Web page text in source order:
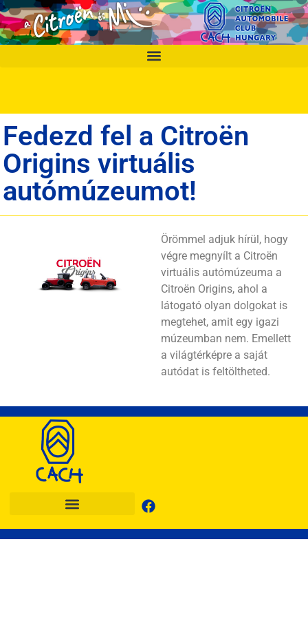
Fedezd fel a Citroën
Origins virtuális
autómúzeumot!
Örömmel adjuk hírül, hogy
végre megnyílt a Citroën
virtuális autómúzeuma a
Citroën Origins, ahol a
látogató olyan dolgokat is
megtehet, amit egy igazi
múzeumban nem. Emellett
a világtérképre a saját
autódat is feltöltheted.